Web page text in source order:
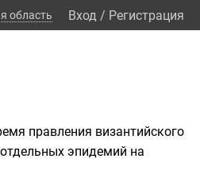
область Вход / Регистрация
правления византийского
эпидемий на